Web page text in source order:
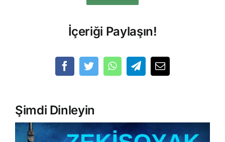
İçeriği Paylaşın!
Şimdi Dinleyin